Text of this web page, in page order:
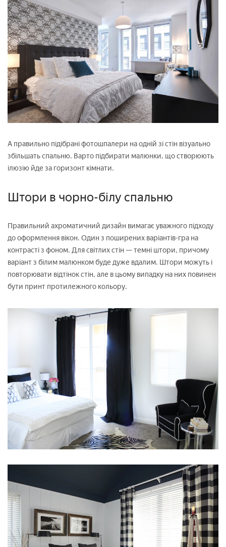
А правильно підібрані фотошпалери на одній зі стін візуально
збільшать спальню. Варто підбирати малюнки, що створюють
ілюзію йде за горизонт кімнати.
Штори в чорно-білу спальню
Правильний ахроматичний дизайн вимагає уважного підходу
до оформлення вікон. Один з поширених варіантів-гра на
контрасті з фоном. Для світлих стін — темні штори, причому
варіант з білим малюнком буде дуже вдалим. Штори можуть і
повторювати відтінок стін, але в цьому випадку на них повинен
бути принт протилежного кольору.